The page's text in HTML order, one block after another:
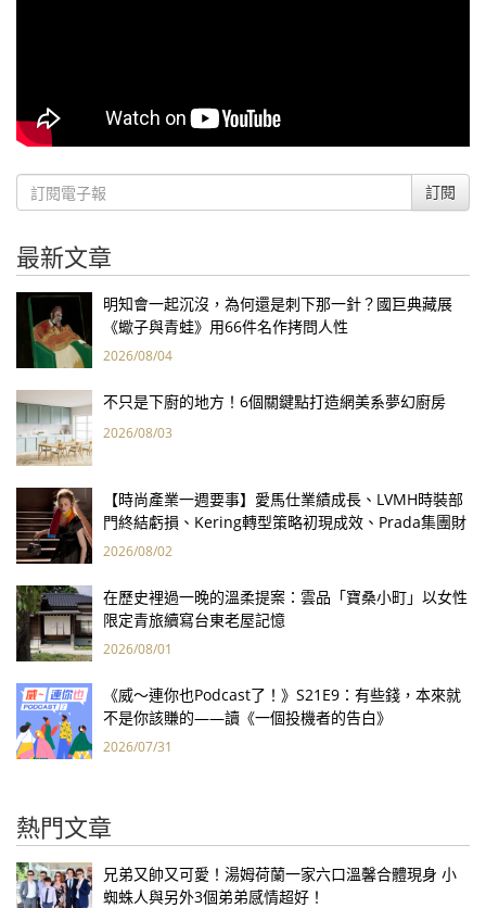
訂閱
最新文章
明知會一起沉沒，為何還是刺下那一針？國巨典藏展
《蠍子與青蛙》用66件名作拷問人性
2026/08/04
不只是下廚的地方！6個關鍵點打造網美系夢幻廚房
2026/08/03
【時尚產業一週要事】愛馬仕業績成長、LVMH時裝部
門終結虧損、Kering轉型策略初現成效、Prada集團財
報亮眼
2026/08/02
在歷史裡過一晚的溫柔提案：雲品「寶桑小町」以女性
限定青旅續寫台東老屋記憶
2026/08/01
《威～連你也Podcast了！》S21E9：有些錢，本來就
不是你該賺的——讀《一個投機者的告白》
2026/07/31
熱門文章
兄弟又帥又可愛！湯姆荷蘭一家六口溫馨合體現身 小
蜘蛛人與另外3個弟弟感情超好！